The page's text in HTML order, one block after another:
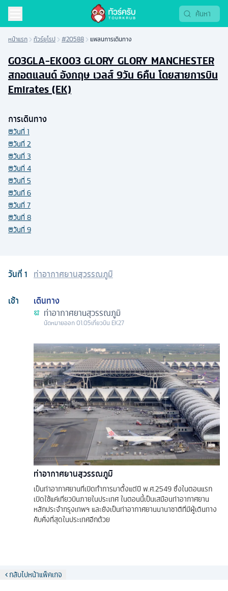
หน้าแรก ทัวร์ยุโรป #20588 แพลนการเดินทาง
GO3GLA-EK003 GLORY GLORY MANCHESTER
สกอตแลนด์ อังกฤษ เวลส์ 9วัน 6คืน โดยสายการบิน
Emirates (EK)
วันที่1 ท่าอากาศยานสุวรรณภูมิ
เช้า
เดินทาง
ท่าอากาศยานสุวรรณภูมิ
นัดหมายออก01.05เที่ยวบิน EK27
ท่าอากาศยานสุวรรณภูมิ
เป็นท่าอากาศยานที่เปิดทำการมาตั้งแต่ปี พ.ศ.2549 ซึ่งในตอนแรก
เปิดใช้แค่เที่ยวบินภายในประเทศ ในตอนนี้เป็นเสมือนท่าอากาศยาน
หลักประจำกรุงเทพฯ และยังเป็นท่าอากาศยานนานาชาติที่มีผู้เดินทาง
คับคั่งที่สุดในประเทศอีกด้วย
กลับไปหน้าแพ็คเกจ
การเดินทาง
วันที่ 1
วันที่ 2
วันที่ 3
วันที่ 4
วันที่ 5
วันที่ 6
วันที่ 7
วันที่ 8
วันที่ 9